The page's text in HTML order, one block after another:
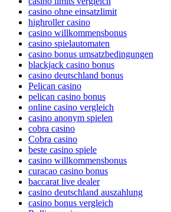
casino ohne einsatzlimit
highroller casino
casino willkommensbonus
casino spielautomaten
casino bonus umsatzbedingungen
blackjack casino bonus
casino deutschland bonus
Pelican casino
pelican casino bonus
online casino vergleich
casino anonym spielen
cobra casino
Cobra casino
beste casino spiele
casino willkommensbonus
curacao casino bonus
baccarat live dealer
casino deutschland auszahlung
casino bonus vergleich